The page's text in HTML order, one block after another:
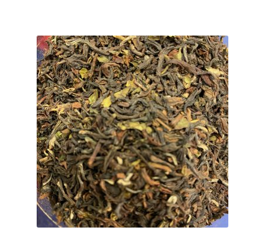
Voit
tehdä
valinnat
tuotteen
sivulla.